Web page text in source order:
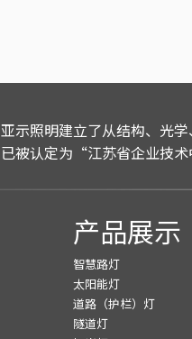
亚示照明建立了从结构、光
已被认定为“江苏省企业技术
产品展示
智慧路灯
太阳能灯
道路（护栏）灯
隧道灯